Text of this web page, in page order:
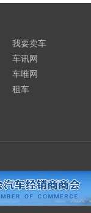
我要卖车
车讯网
车唯网
租车